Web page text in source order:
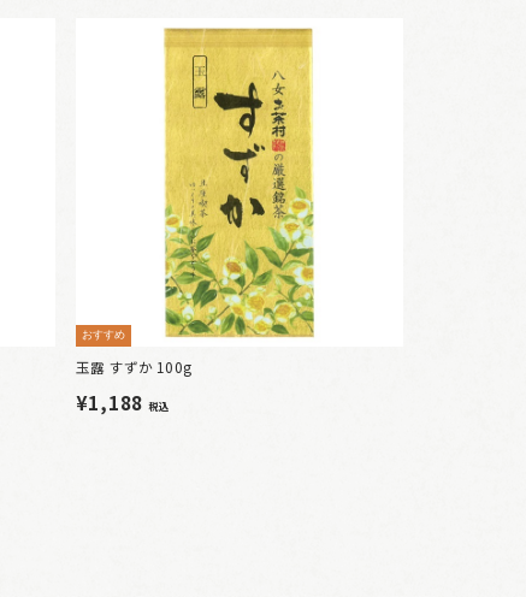
おすすめ
玉露 すずか 100g
¥1,188 税込